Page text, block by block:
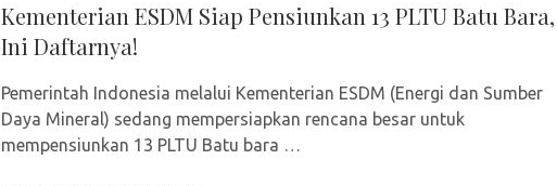
Kementerian ESDM Siap Pensiunkan 13 PLTU Batu Bara,
Ini Daftarnya!
Pemerintah Indonesia melalui Kementerian ESDM (Energi dan Sumber
Daya Mineral) sedang mempersiapkan rencana besar untuk
mempensiunkan 13 PLTU Batu bara …